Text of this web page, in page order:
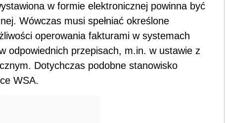
w formie elektronicznej powinna być
Wówczas musi spełniać określone
operowania fakturami w systemach
odpowiednich przepisach, m.in. w ustawie z
Dotychczas podobne stanowisko
WSA.